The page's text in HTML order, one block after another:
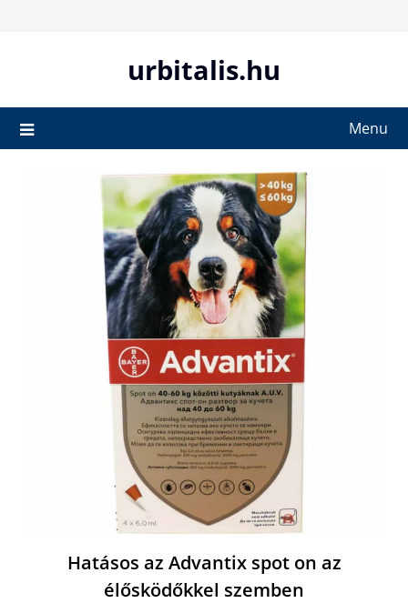
urbitalis.hu
Menu
Hatásos az Advantix spot on az
élősködőkkel szemben